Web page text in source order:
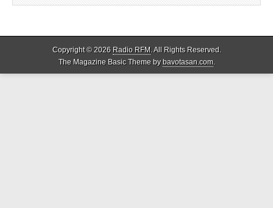
Copyright © 2026 Radio RFM. All Rights Reserved.
The Magazine Basic Theme bybavotasan.com.